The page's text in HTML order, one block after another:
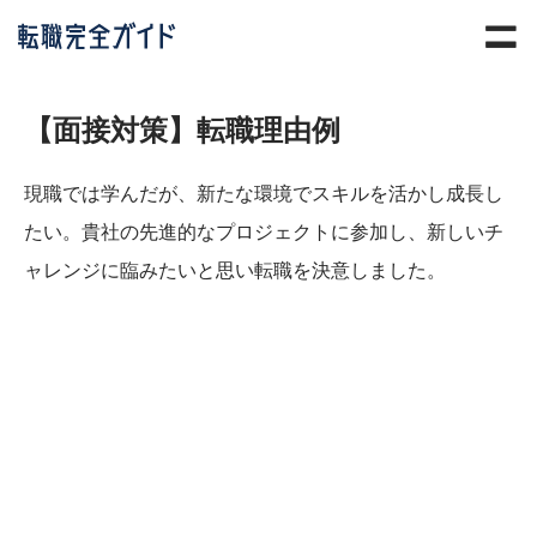
【面接対策】転職理由例
現職では学んだが、新たな環境でスキルを活かし成長し
たい。貴社の先進的なプロジェクトに参加し、新しいチ
ャレンジに臨みたいと思い転職を決意しました。